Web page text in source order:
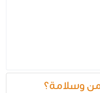
وسلامة؟